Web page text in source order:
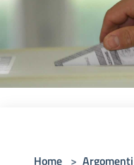
Home > Argomenti